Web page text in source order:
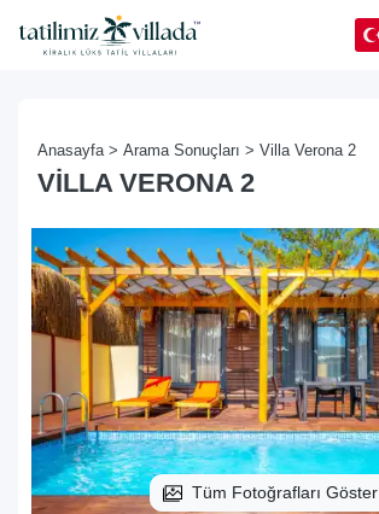
Anasayfa > Arama Sonuçları > Villa Verona 2
VILLA VERONA 2
Tüm Fotoğrafları Göster